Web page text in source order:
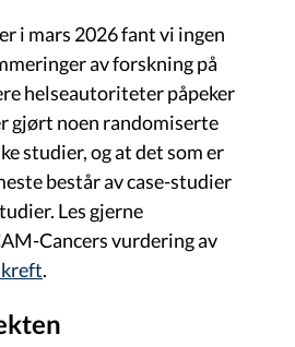
i mars 2026 fant vi ingen
av forskning på
helseautoriteter påpeker
gjørt noen randomiserte
studier, og at det som er
består av case-studier
Les gjerne
Cancers vurdering av
.